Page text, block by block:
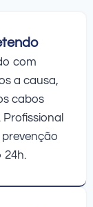
com
a causa,
cabos
24h.